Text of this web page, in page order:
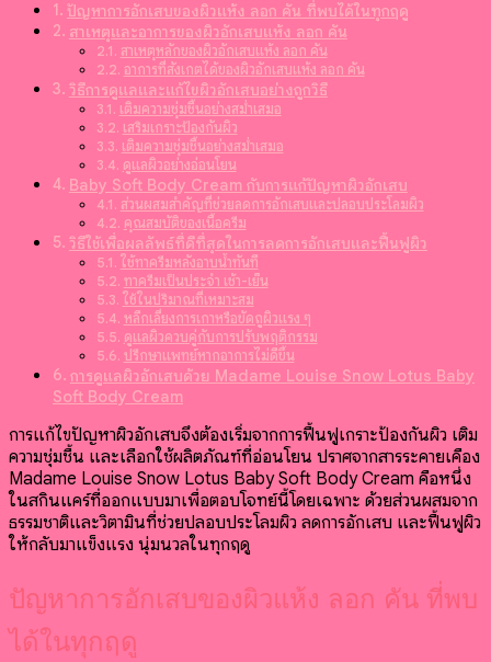
ปัญหาการอักเสบของผิวแห้ง ลอก คัน ที่พบได้ในทุกฤดู
สาเหตุและอาการของผิวอักเสบแห้ง ลอก คัน
สาเหตุหลักของผิวอักเสบแห้ง ลอก คัน
อาการที่สังเกตได้ของผิวอักเสบแห้ง ลอก คัน
วิธีการดูแลและแก้ไขผิวอักเสบอย่างถูกวิธี
เติมความชุ่มชื้นอย่างสม่ำเสมอ
เสริมเกราะป้องกันผิว
เติมความชุ่มชื้นอย่างสม่ำเสมอ
ดูแลผิวอย่างอ่อนโยน
Baby Soft Body Cream กับการแก้ปัญหาผิวอักเสบ
ส่วนผสมสำคัญที่ช่วยลดการอักเสบและปลอบประโลมผิว
คุณสมบัติของเนื้อครีม
วิธีใช้เพื่อผลลัพธ์ที่ดีที่สุดในการลดการอักเสบและฟื้นฟูผิว
ใช้ทาครีมหลังอาบน้ำทันที
ทาครีมเป็นประจำ เช้า-เย็น
ใช้ในปริมาณที่เหมาะสม
หลีกเลี่ยงการเกาหรือขัดถูผิวแรง ๆ
ดูแลผิวควบคู่กับการปรับพฤติกรรม
ปรึกษาแพทย์หากอาการไม่ดีขึ้น
การดูแลผิวอักเสบด้วย Madame Louise Snow Lotus Baby
Soft Body Cream
การแก้ไขปัญหาผิวอักเสบจึงต้องเริ่มจากการฟื้นฟูเกราะป้องกันผิว เติม
ความชุ่มชื้น และเลือกใช้ผลิตภัณฑ์ที่อ่อนโยน ปราศจากสารระคายเคือง
Madame Louise Snow Lotus Baby Soft Body Cream คือหนึ่ง
ในสกินแคร์ที่ออกแบบมาเพื่อตอบโจทย์นี้โดยเฉพาะ ด้วยส่วนผสมจาก
ธรรมชาติและวิตามินที่ช่วยปลอบประโลมผิว ลดการอักเสบ และฟื้นฟูผิว
ให้กลับมาแข็งแรง นุ่มนวลในทุกฤดู
ปัญหาการอักเสบของผิวแห้ง ลอก คัน ที่พบ
ได้ในทุกฤดู